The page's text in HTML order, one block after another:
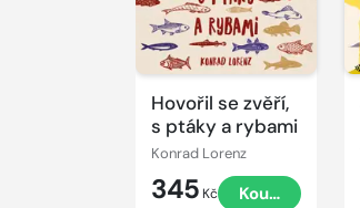
Hovořil se zvěří,
s ptáky a rybami
Konrad Lorenz
345 Kč Koupit